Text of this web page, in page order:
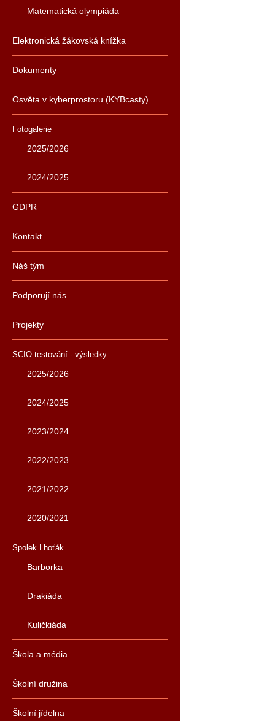
Matematická olympiáda
Elektronická žákovská knížka
Dokumenty
Osvěta v kyberprostoru (KYBcasty)
Fotogalerie
2025/2026
2024/2025
GDPR
Kontakt
Náš tým
Podporují nás
Projekty
SCIO testování - výsledky
2025/2026
2024/2025
2023/2024
2022/2023
2021/2022
2020/2021
Spolek Lhoťák
Barborka
Drakiáda
Kuličkiáda
Škola a média
Školní družina
Školní jídelna